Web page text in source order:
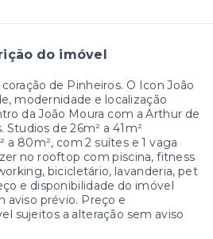
do imóvel
de Pinheiros. O Icon João
modernidade e localização
da João Moura com a Arthur de
de 26m² a 41m²
80m², com 2 suítes e 1 vaga
no rooftop com piscina, fitness
bicicletário, lavanderia, pet
e disponibilidade do imóvel
aviso prévio. Preço e
sujeitos a alteração sem aviso